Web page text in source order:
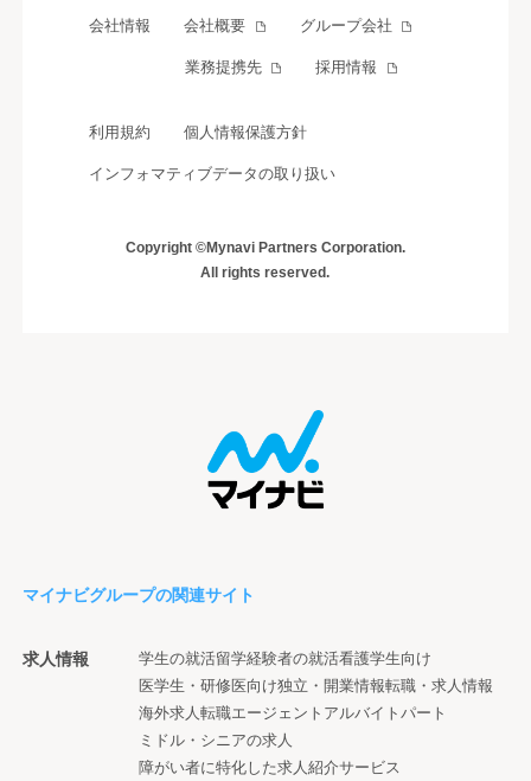
会社情報 会社概要 グループ会社
業務提携先 採用情報
利用規約 個人情報保護方針
インフォマティブデータの取り扱い
Copyright ©Mynavi Partners Corporation.
All rights reserved.
マイナビグループの関連サイト
求人情報 学生の就活留学経験者の就活看護学生向け
医学生・研修医向け独立・開業情報転職・求人情報
海外求人 転職エージェント アルバイト パート
ミドル・シニアの求人
障がい者に特化した求人紹介サービス